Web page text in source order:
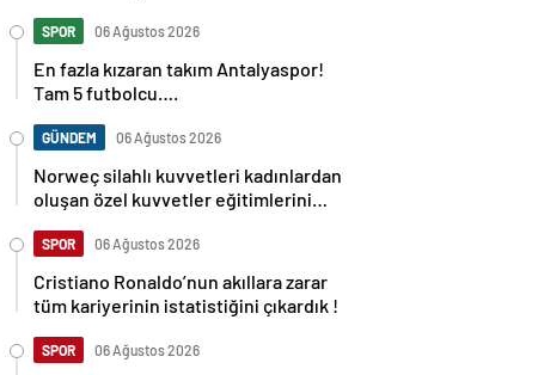
SPOR 06 Ağustos 2026
En fazla kızaran takım Antalyaspor!
Tam 5 futbolcu….
GÜNDEM 06 Ağustos 2026
Norweç silahlı kuvvetleri kadınlardan
oluşan özel kuvvetler eğitimlerini
SPOR 06 Ağustos 2026
Cristiano Ronaldo’nun akıllara zarar
tüm kariyerinin istatistiğini çıkardık !
SPOR 06 Ağustos 2026